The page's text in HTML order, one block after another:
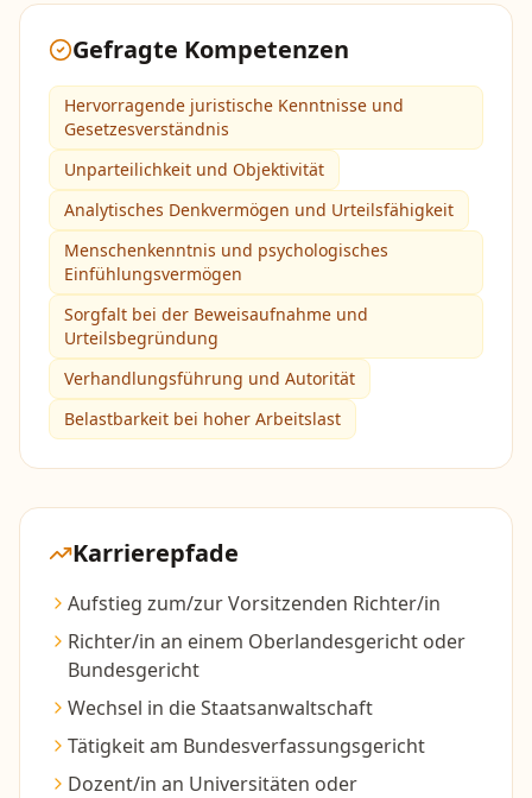
Gefragte Kompetenzen
Hervorragende juristische Kenntnisse und
Gesetzesverständnis
Unparteilichkeit und Objektivität
Analytisches Denkvermögen und Urteilsfähigkeit
Menschenkenntnis und psychologisches
Einfühlungsvermögen
Sorgfalt bei der Beweisaufnahme und
Urteilsbegründung
Verhandlungsführung und Autorität
Belastbarkeit bei hoher Arbeitslast
Karrierepfade
Aufstieg zum/zur Vorsitzenden Richter/in
Richter/in an einem Oberlandesgericht oder
Bundesgericht
Wechsel in die Staatsanwaltschaft
Tätigkeit am Bundesverfassungsgericht
Dozent/in an Universitäten oder